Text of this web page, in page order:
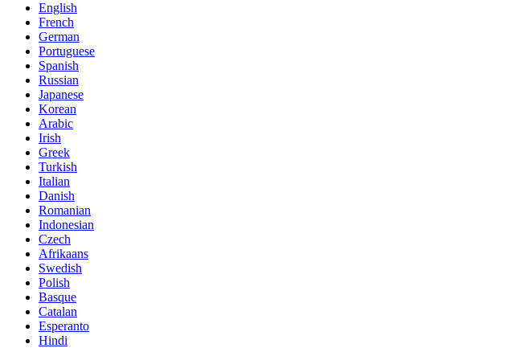
English
French
German
Portuguese
Spanish
Russian
Japanese
Korean
Arabic
Irish
Greek
Turkish
Italian
Danish
Romanian
Indonesian
Czech
Afrikaans
Swedish
Polish
Basque
Catalan
Esperanto
Hindi